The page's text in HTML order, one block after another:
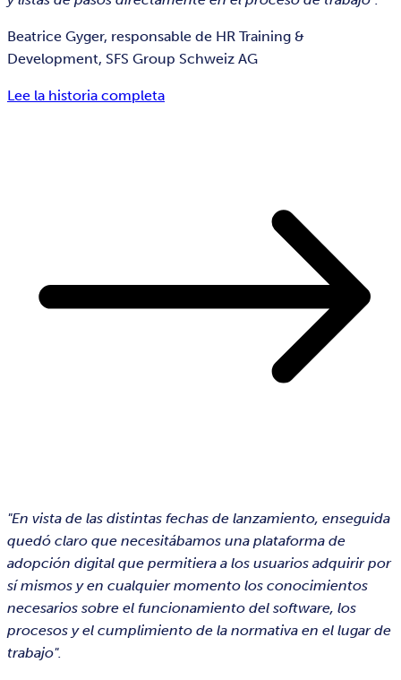
Beatrice Gyger, responsable de HR Training &
Development, SFS Group Schweiz AG
Lee la historia completa
"En vista de las distintas fechas de lanzamiento, enseguida
quedó claro que necesitábamos una plataforma de
adopción digital que permitiera a los usuarios adquirir por
sí mismos y en cualquier momento los conocimientos
necesarios sobre el funcionamiento del software, los
procesos y el cumplimiento de la normativa en el lugar de
trabajo".